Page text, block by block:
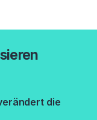
die